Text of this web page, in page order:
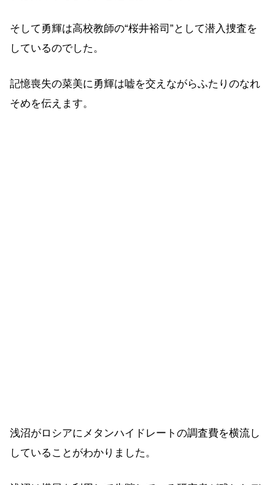
そして勇輝は高校教師の“桜井裕司”として潜入捜査を
しているのでした。
記憶喪失の菜美に勇輝は嘘を交えながらふたりのなれ
そめを伝えます。
浅沼がロシアにメタンハイドレートの調査費を横流し
していることがわかりました。